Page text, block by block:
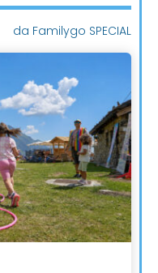
da Familygo SPECIAL